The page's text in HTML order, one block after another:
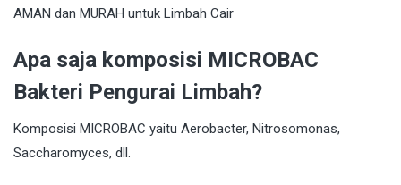
Apa saja komposisi MICROBAC
Bakteri Pengurai Limbah?
Komposisi MICROBAC yaitu Aerobacter, Nitrosomonas,
Saccharomyces, dll.